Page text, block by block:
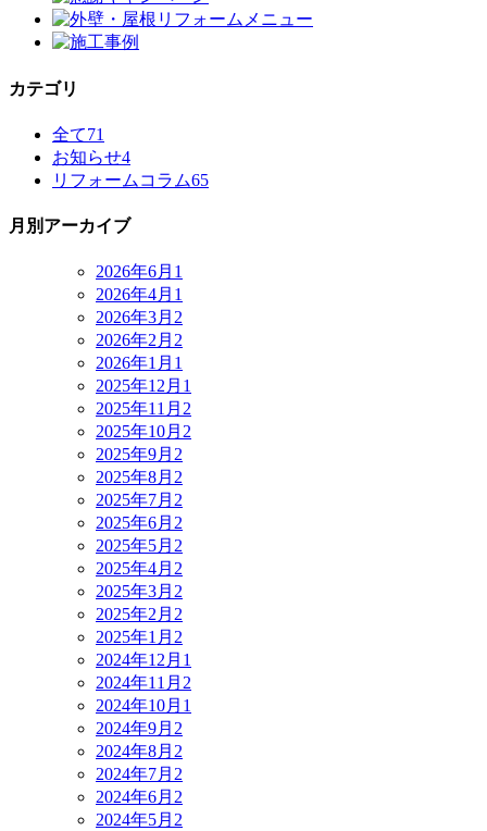
カテゴリ
全て71
お知らせ4
リフォームコラム65
月別アーカイブ
2026年6月 1
2026年4月 1
2026年3月 2
2026年2月 2
2026年1月 1
2025年12月 1
2025年11月 2
2025年10月 2
2025年9月 2
2025年8月 2
2025年7月 2
2025年6月 2
2025年5月 2
2025年4月 2
2025年3月 2
2025年2月 2
2025年1月 2
2024年12月 1
2024年11月 2
2024年10月 1
2024年9月 2
2024年8月 2
2024年7月 2
2024年6月 2
2024年5月 2